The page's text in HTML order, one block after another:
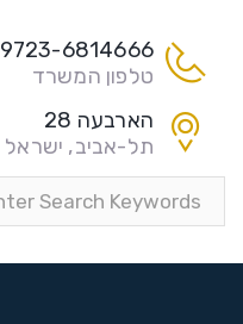
9723-6814666+
טלפון המשרד
הארבעה 28
תל-אביב, ישראל